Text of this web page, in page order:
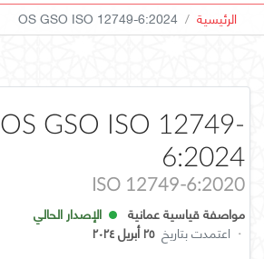
الرئيسية OS GSO ISO 12749-6:2024
OS GSO ISO 12749-
6:2024
ISO 12749-6:2020
مواصفة قياسية عمانية
الإصدار الحالي
· اعتمدت بتاريخ ٢٥ أبريل ٢٠٢٤